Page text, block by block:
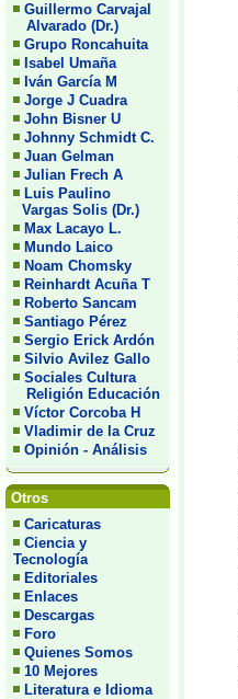
Guillermo Carvajal
Alvarado (Dr.)
Grupo Roncahuita
Isabel Umaña
Iván García M
Jorge J Cuadra
John Bisner U
Johnny Schmidt C.
Juan Gelman
Julian Frech A
Luis Paulino
Vargas Solis (Dr.)
Max Lacayo L.
Mundo Laico
Noam Chomsky
Reinhardt Acuña T
Roberto Sancam
Santiago Pérez
Sergio Erick Ardón
Silvio Avilez Gallo
Sociales Cultura
Religión Educación
Víctor Corcoba H
Vladimir de la Cruz
Opinión - Análisis
Otros
Caricaturas
Ciencia y
Tecnología
Editoriales
Enlaces
Descargas
Foro
Quienes Somos
10 Mejores
Literatura e Idioma